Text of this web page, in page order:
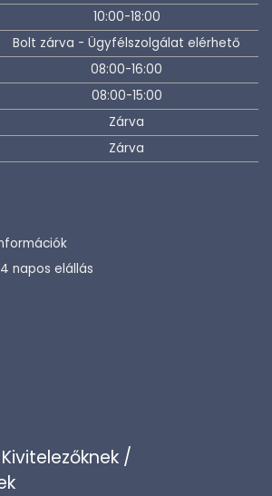
10:00-18:00
Bolt zárva - Ügyfélszolgálat elérhető
08:00-16:00
08:00-15:00
Zárva
Zárva
napos elállás
/